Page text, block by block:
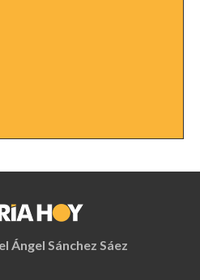
Ángel Sánchez Sáez